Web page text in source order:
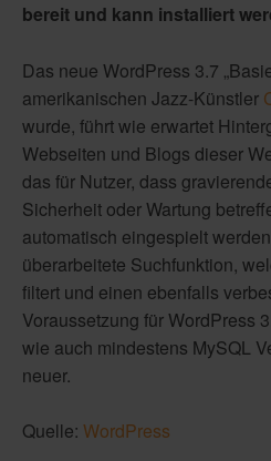
bereit und kann installiert
Das neue WordPress 3.7
amerikanischen Jazz-Künstler
wurde, führt wie erwartet
Webseiten und Blogs dieser
das für Nutzer, dass
Sicherheit oder Wartung
automatisch eingespielt
überarbeitete Suchfunktion,
filtert und einen ebenfalls
Voraussetzung für WordPress
wie auch mindestens MySQL
neuer.
Quelle: WordPress